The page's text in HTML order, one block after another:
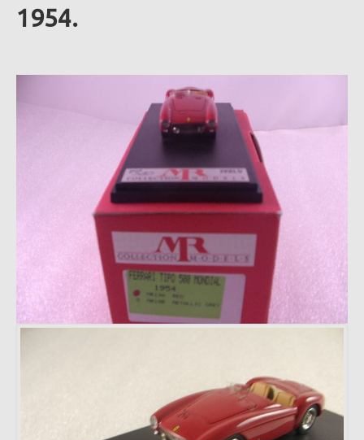
Montées
Grand Écheles
PORTUGAL
1954.